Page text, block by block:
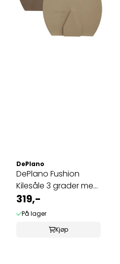
DePlano
DePlano Fushion
Kilesåle 3 grader med
...
319,-
På lager
Kjøp